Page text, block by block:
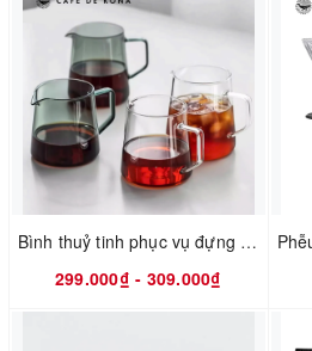
Bình thuỷ tinh phục vụ đựng cà phê Sharing Pot CAFE DE KONA
299.000₫ - 309.000₫